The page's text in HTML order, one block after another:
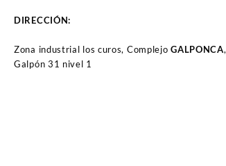
DIRECCIÓN:
Zona industrial los curos, ComplejoGALPONCA,
Galpón 31 nivel 1